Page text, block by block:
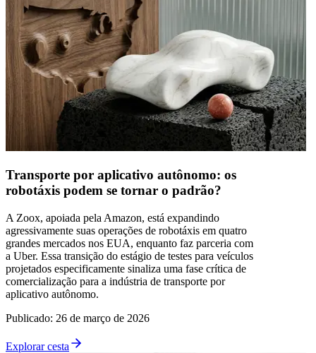
Transporte por aplicativo autônomo: os
robotáxis podem se tornar o padrão?
A Zoox, apoiada pela Amazon, está expandindo
agressivamente suas operações de robotáxis em quatro
grandes mercados nos EUA, enquanto faz parceria com
a Uber. Essa transição do estágio de testes para veículos
projetados especificamente sinaliza uma fase crítica de
comercialização para a indústria de transporte por
aplicativo autônomo.
Publicado: 26 de março de 2026
Explorar cesta